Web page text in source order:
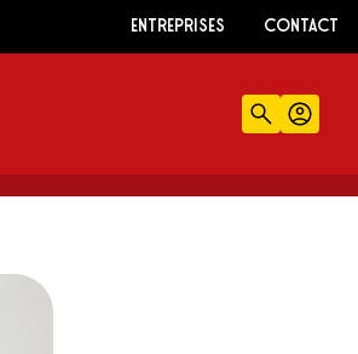
ENTREPRISES CONTACT